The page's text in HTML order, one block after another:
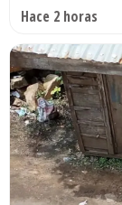
Hace 2 horas